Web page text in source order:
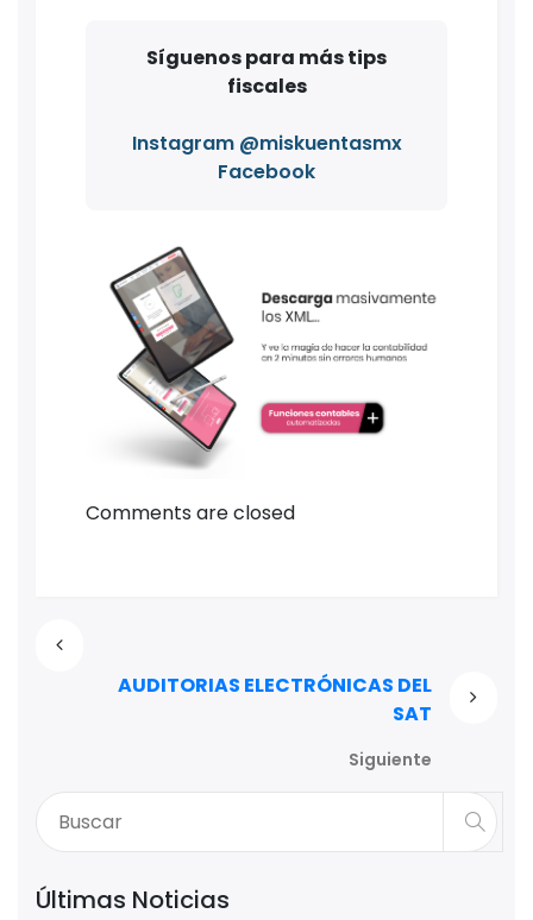
Síguenos para más tips
fiscales
Instagram @miskuentasmx
Facebook
Comments are closed
AUDITORIAS ELECTRÓNICAS DEL
SAT
Siguiente
Últimas Noticias